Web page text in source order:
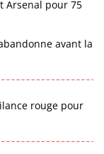
Arsenal pour 75
avant la
rouge pour